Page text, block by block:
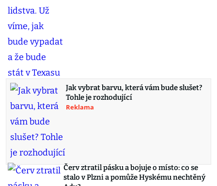
Jak vybrat barvu, která vám bude slušet?
Tohle je rozhodující
Reklama
Červ ztratil pásku a bojuje o místo: co se
stalo v Plzni a pomůže Hyskému nechtěný